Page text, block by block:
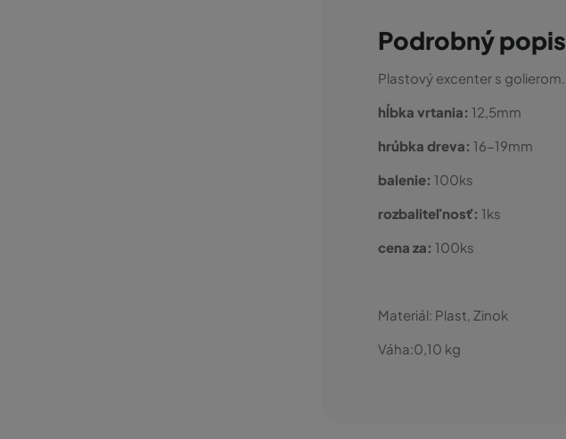
Podrobný popis
Plastový excenter s golierom.
hĺbka vrtania: 12,5mm
hrúbka dreva: 16-19mm
balenie: 100ks
rozbaliteľnosť: 1ks
cena za: 100ks
Materiál: Plast, Zinok
Váha:0,10 kg